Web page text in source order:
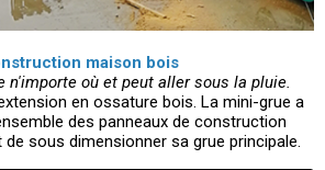
maison bois
n'importe où et peut aller sous la pluie.
en ossature bois. La mini-grue a
des panneaux de construction
sous dimensionner sa grue principale.